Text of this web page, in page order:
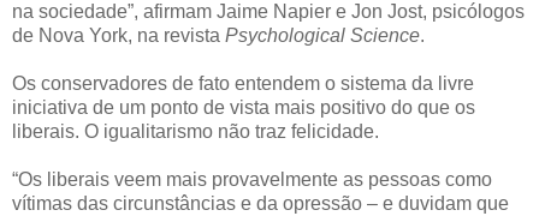
na sociedade”, afirmam Jaime Napier e Jon Jost, psicólogos
de Nova York, na revista Psychological Science.
Os conservadores de fato entendem o sistema da livre
iniciativa de um ponto de vista mais positivo do que os
liberais. O igualitarismo não traz felicidade.
“Os liberais veem mais provavelmente as pessoas como
vítimas das circunstâncias e da opressão – e duvidam que